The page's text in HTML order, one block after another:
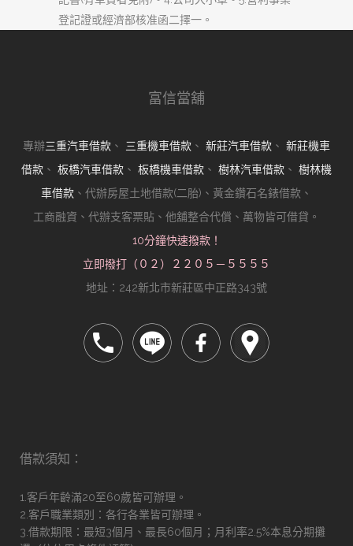
登記證或經濟部核准函二擇一。
富信當舖
專辦三重汽車借款 、 三重機車借款 、 新莊汽車借款 、 新莊機車
借款 、 板橋汽車借款 、 板橋機車借款 、 樹林汽車借款 、 樹林機
車借款 、代辦房屋土地借款(二胎)、黃金鑽石名錶借款、
工商融資、代辦支客票貼、他舖整合代償、萬物皆可借貸。
10分鐘快速撥款！
立即撥打（０２）２２０５－５５５５
地址：242新北市新莊區中正路343號
借款須知：
1.客戶年齡滿20至60歲皆可辦理。
2.客戶職業類別：各行各業皆可辦理。
3.借款期限：最短3個月、最長60個月；月利率2.5%本息分期攤